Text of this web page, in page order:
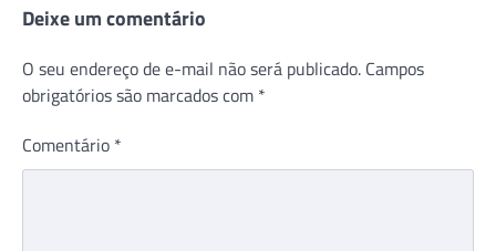
Deixe um comentário
O seu endereço de e-mail não será publicado. Campos
obrigatórios são marcados com *
Comentário *